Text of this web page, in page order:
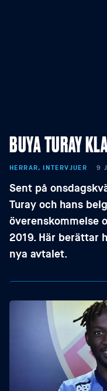
BUYA TURAY
HERRAR, INTERVJUER 9
Sent på
Turay och hans
överenskommelse
2019. Här berättar
nya avtalet.